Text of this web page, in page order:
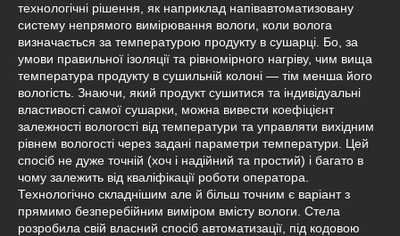
технологічні рішення, як наприклад напівавтоматизовану
систему непрямого вимірювання вологи, коли волога
визначається за температурою продукту в сушарці. Бо, за
умови правильної ізоляції та рівномірного нагріву, чим вища
температура продукту в сушильній колоні — тім менша його
вологість. Знаючи, який продукт сушитися та індивідуальні
властивості самої сушарки, можна вивести коефіцієнт
залежності вологості від температури та управляти вихідним
рівнем вологості через задані параметри температури. Цей
спосіб не дуже точній (хоч і надійний та простий) і багато в
чому залежить від кваліфікації роботи оператора.
Технологічно складнішим але й більш точним є варіант з
прямимо безперебійним виміром вмісту вологи. Стела
розробила свій власний спосіб автоматизації, під кодовою